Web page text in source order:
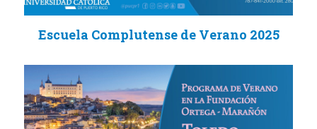
Escuela Complutense de Verano 2025